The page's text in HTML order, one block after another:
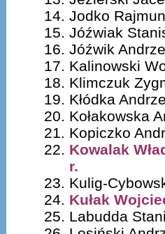
Jodko
Jóźwiak
Jóźwik
Kalinowski
Klimczuk
Kłódka
Kołakowska
Kopiczko
Kowalak
r.
Kulig-
Kułak
Labudda